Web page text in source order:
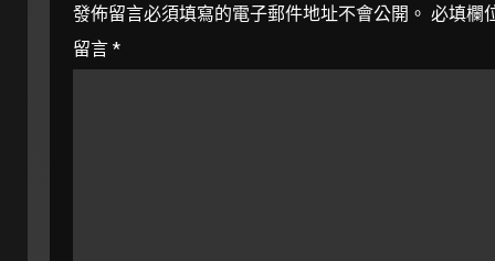
發佈留言必須填寫的電子郵件地址不會公開。 必填欄
留言 *